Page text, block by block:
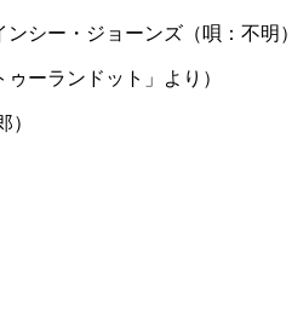
シー・ジョーンズ（唄：不明）
ーランドット」より）
）